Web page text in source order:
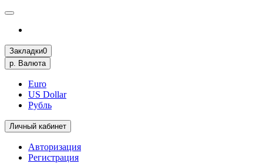
Закладки0
р. Валюта
Euro
US Dollar
Рубль
Личный кабинет
Авторизация
Регистрация